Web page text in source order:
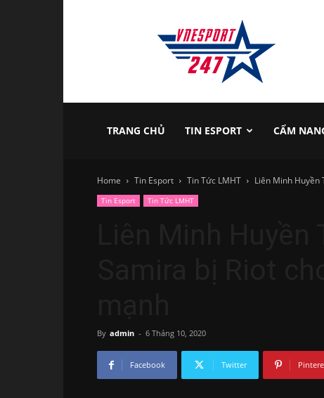
vnesport247
TRANG CHỦ TIN ESPORT CẨM
Home Tin Esport Tin Tức LMHT Liên Minh Huyền
Tin Esport Tin Tức LMHT
By admin - 6 Tháng 10, 2020
Facebook Twitter